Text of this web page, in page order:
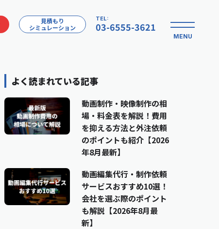
見積もり
シミュレーション
TEL:
03-6555-3621
MENU
よく読まれている記事
動画制作・映像制作の相
場・料金表を解説！費用
を抑える方法と外注依頼
のポイントも紹介【2026
年8月最新】
動画編集代行・制作依頼
サービスおすすめ10選！
会社を選ぶ際のポイント
も解説【2026年8月最
新】